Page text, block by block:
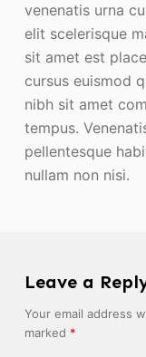
venenatis urna
elit scelerisque
sit amet est
cursus euismod
nibh sit amet
tempus.
pellentesque
nullam non nisi.
Leave a
Your email address
marked *